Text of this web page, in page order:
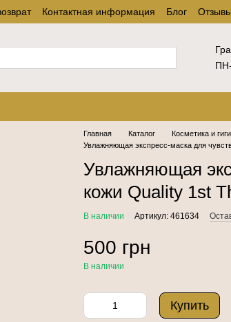
Контактная информация Блог
Главная Каталог Косметика и
Увлажняющая экспресс-маска для
Увлажняющая
кожи Quality 1st
В наличии Артикул: 461634
500 грн
В наличии
Купить